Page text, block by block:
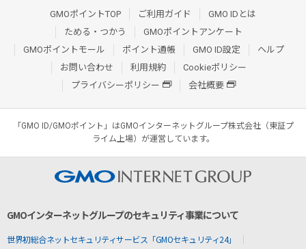
GMOポイントTOP ご利用ガイド
GMO IDとは
ためる・つかう
GMOポイントアンケート
GMOポイントモール
ポイント通帳 GMO ID設定
ヘルプ
お問い合わせ
利用規約
Cookieポリシー
プライバシーポリシー
会社概要
「GMO ID/GMOポイント」はGMOインターネットグループ株式会社（東証プ
ライム上場）が運営しています。
GMOインターネットグループのセキュリティ事業について
世界初総合ネットセキュリティサービス「GMOセキュリティ24」